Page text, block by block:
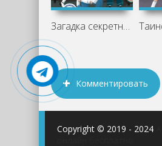
Загадка секретной комнаты - Светлана
Комментировать
Copyright © 2019 - 2024